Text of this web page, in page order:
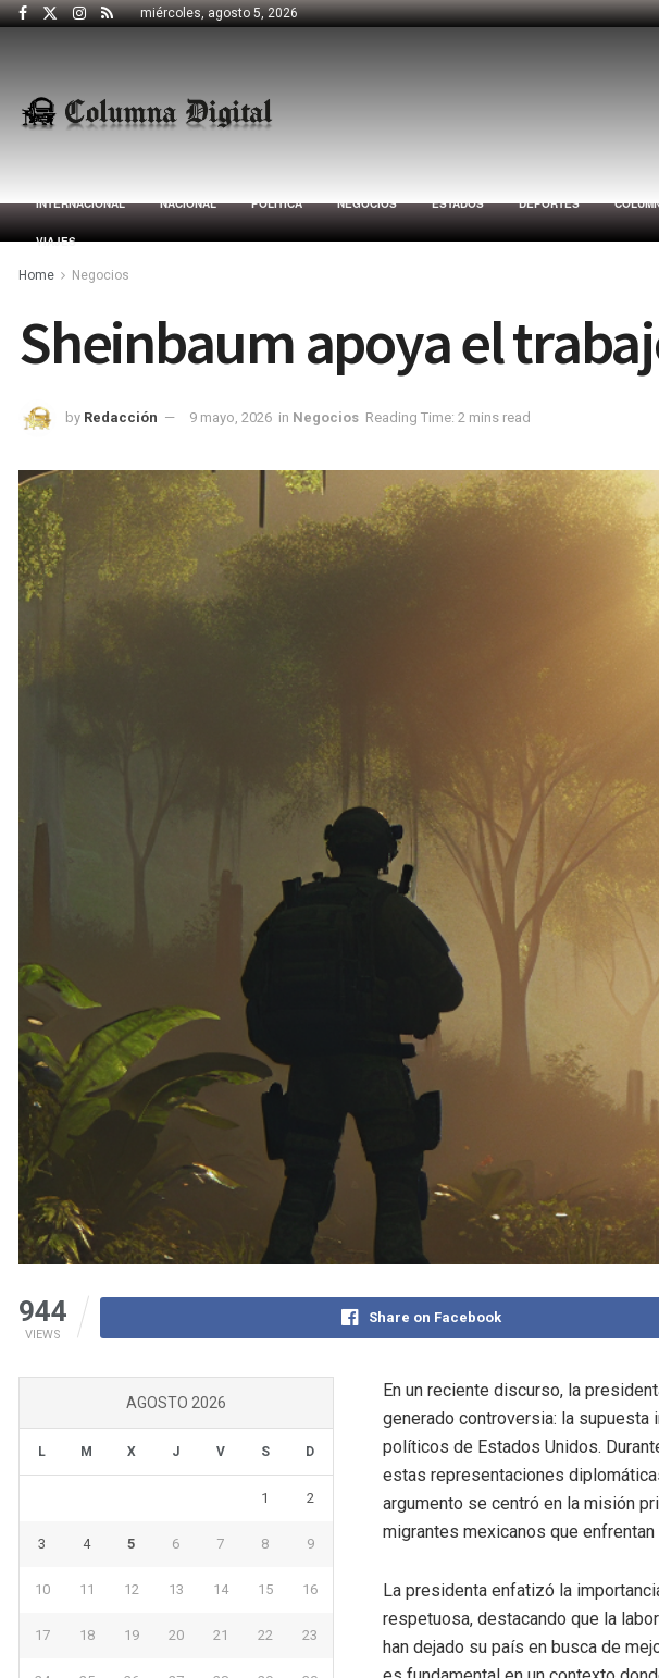
miércoles, agosto 5, 2026
INTERNACIONAL NACIONAL POLÍTICA NEGOCIOS ESTADOS DEPORTES
VIAJES
Home Negocios
Sheinbaum apoya el
by Redacción 9 mayo, 2026 in Negocios Reading Time: 2 mins read
944
VIEWS
Share on Facebook
En un reciente discurso, la
generado controversia: la
políticos de Estados Unidos.
estas representaciones
argumento se centró en la misión
migrantes mexicanos que
La presidenta enfatizó la
respetuosa, destacando que la
han dejado su país en busca de
AGOSTO 2026
L M X J V S D
1 2
3 4 5 6 7 8 9
10 11 12 13 14 15 16
17 18 19 20 21 22 23